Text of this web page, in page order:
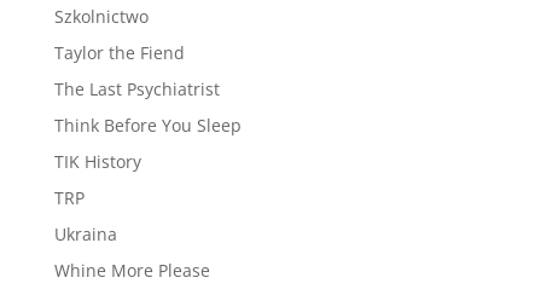
Szkolnictwo
Taylor the Fiend
The Last Psychiatrist
Think Before You Sleep
TIK History
TRP
Ukraina
Whine More Please